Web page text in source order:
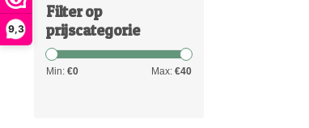
9,3
Filter op
prijscategorie
Min: €0 Max: €40